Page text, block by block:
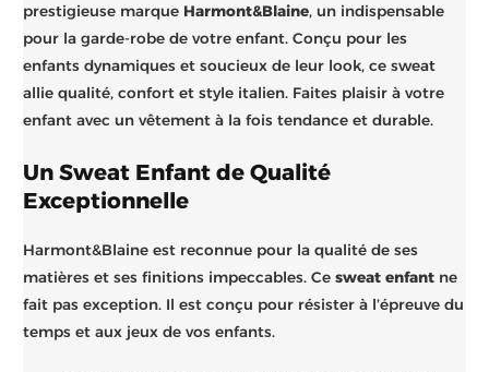
prestigieuse marque Harmont&Blaine, un indispensable
pour la garde-robe de votre enfant. Conçu pour les
enfants dynamiques et soucieux de leur look, ce sweat
allie qualité, confort et style italien. Faites plaisir à votre
enfant avec un vêtement à la fois tendance et durable.
Un Sweat Enfant de Qualité
Exceptionnelle
Harmont&Blaine est reconnue pour la qualité de ses
matières et ses finitions impeccables. Cesweat enfant ne
fait pas exception. Il est conçu pour résister à l’épreuve du
temps et aux jeux de vos enfants.